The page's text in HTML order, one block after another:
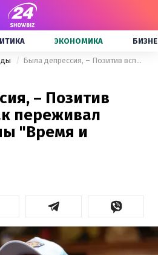
ЭКОНОМИКА
Была депрессия, – Позитив вспомнил, как переживал распад группы "Время и Стекло"
– Позитив
переживал
"Время и